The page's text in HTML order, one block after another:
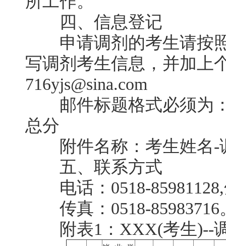
四、信息登记
申请调剂的考生请按
写调剂考生信息，并加上
716yjs@sina.com
邮件标题格式必须为：
总分
附件名称：考生姓名-
五、联系方式
电话：0518-85981128,
传真：0518-85983716
附表1：XXX(考生)--